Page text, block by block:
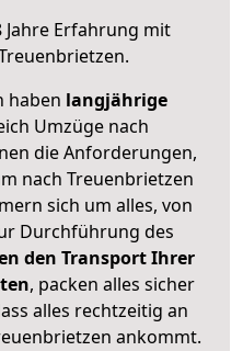
Erfahrung mit
.
haben langjährige
Umzüge nach
die Anforderungen,
nach Treuenbrietzen
sich um alles, von
Durchführung des
den Transport Ihrer
, packen alles sicher
alles rechtzeitig an
ankommt.